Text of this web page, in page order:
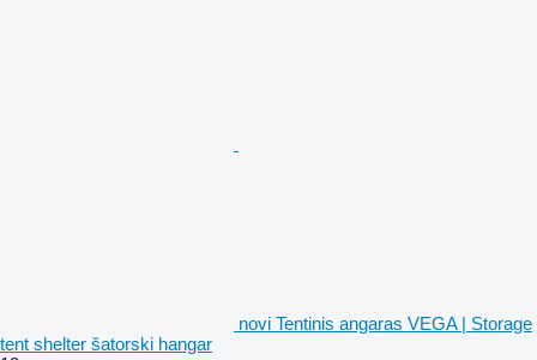
novi Tentinis angaras VEGA | Storage
tent shelter šatorski hangar